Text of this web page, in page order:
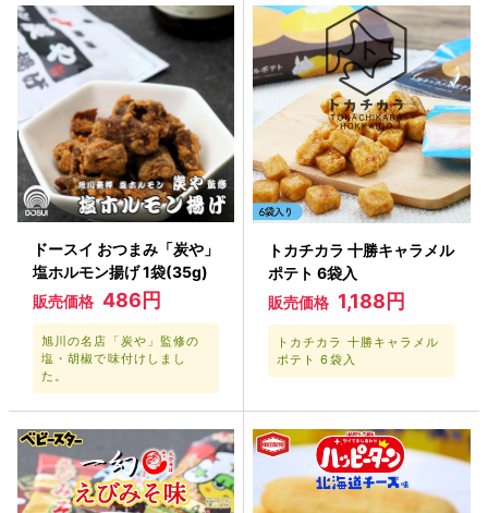
ドースイ おつまみ「炭や」
塩ホルモン揚げ 1袋(35g)
販売価格 486円
旭川の名店「炭や」監修の
塩・胡椒で味付けしまし
た。
トカチカラ 十勝キャラメル
ポテト 6袋入
販売価格 1,188円
トカチカラ 十勝キャラメル
ポテト 6袋入